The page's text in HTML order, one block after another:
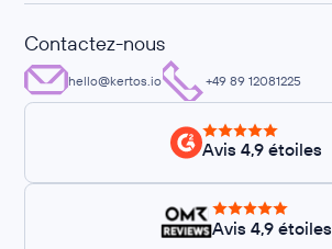
Contactez-nous
hello@kertos.io +49 89 12081225
Avis 4,9 étoiles
Avis 4,9 étoiles